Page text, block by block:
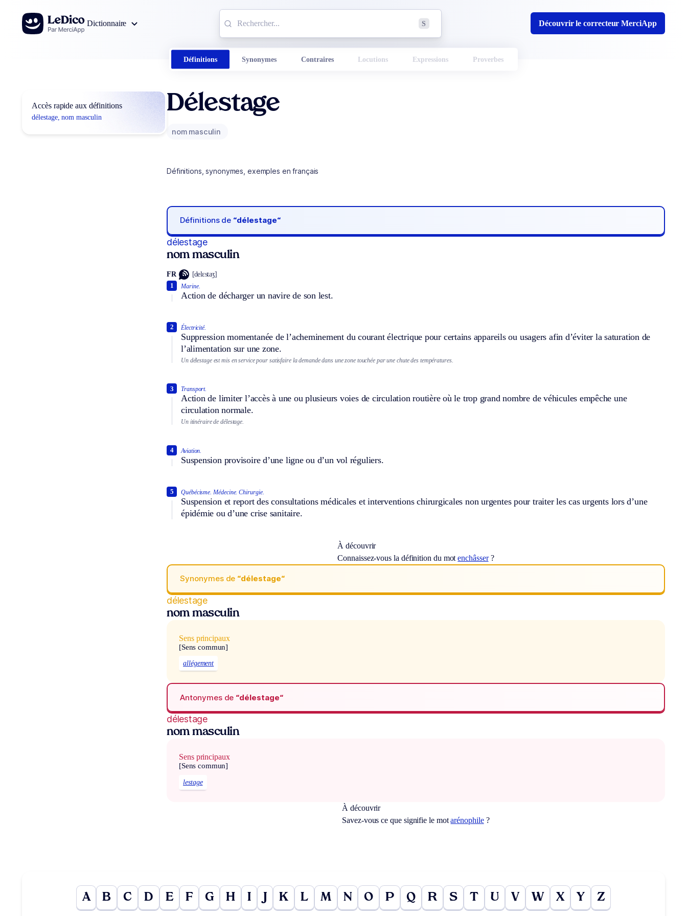
Aller au contenu
Dictionnaire
S Découvrir le correcteur MerciApp
Définitions Synonymes Contraires Locutions Expressions Proverbes
Accès rapide aux définitions
délestage, nom masculin
Délestage
nom masculin
Définitions, synonymes, exemples en français
Définitions de “délestage“
délestage
nom masculin
FR [delɛstaʒ]
Marine.
Action de décharger un navire de son lest.
1
Électricité.
Suppression momentanée de l’acheminement du courant électrique pour certains appareils ou usagers afin d’éviter la saturation de
l’alimentation sur une zone.
2
Un délestage est mis en service pour satisfaire la demande dans une zone touchée par une chute des températures.
Transport.
Action de limiter l’accès à une ou plusieurs voies de circulation routière où le trop grand nombre de véhicules empêche une
circulation normale.
3
Un itinéraire de délestage.
Aviation.
Suspension provisoire d’une ligne ou d’un vol réguliers.
4
Québécisme. Médecine. Chirurgie.
Suspension et report des consultations médicales et interventions chirurgicales non urgentes pour traiter les cas urgents lors d’une
épidémie ou d’une crise sanitaire.
5
À découvrir
Connaissez-vous la définition du motenchâsser?
Synonymes de “délestage“
délestage
nom masculin
Sens principaux
[Sens commun]
allégement
Antonymes de “délestage“
délestage
nom masculin
Sens principaux
[Sens commun]
lestage
À découvrir
Savez-vous ce que signifie le motarénophile?
A B C D E F G H I J K L M N O P Q R S T U V W X Y Z